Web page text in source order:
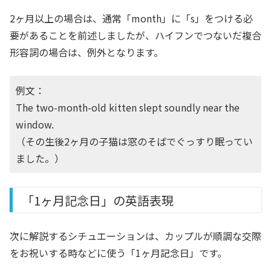
2ヶ月以上の場合は、通常「month」に「s」をつける必
要があることを前述しましたが、ハイフンでつないだ複合
形容詞の場合は、例外となります。
例文：
The two-month-old kitten slept soundly near the
window.
（その生後2ヶ月の子猫は窓のそばでぐっすり眠ってい
ました。）
「1ヶ月記念日」の英語表現
次に解説するシチュエーションは、カップルが順調な交際
をお祝いする時などに使う「1ヶ月記念日」です。